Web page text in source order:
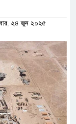
২৪ জুন ২০২৫